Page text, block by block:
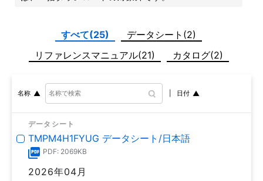
すべて(25)
データシート(2)
リファレンスマニュアル(21)
カタログ(2)
名称 日付
データシート
TMPM4H1FYUG データシート/日本語
PDF: 2069KB
2026年04月